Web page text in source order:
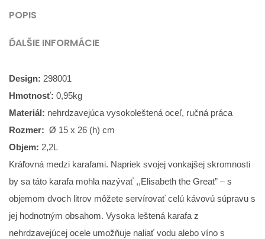
POPIS
ĎALŠIE INFORMÁCIE
Design: 298001
Hmotnosť: 0,95kg
Materiál: nehrdzavejúca vysokoleštená oceľ, ručná práca
Rozmer: Ø 15 x 26 (h) cm
Objem: 2,2L
Kráľovná medzi karafami. Napriek svojej vonkajšej skromnosti
by sa táto karafa mohla nazývať ,,Elisabeth the Great” – s
objemom dvoch litrov môžete servírovať celú kávovú súpravu s
jej hodnotným obsahom. Vysoka leštená karafa z
nehrdzavejúcej ocele umožňuje naliať vodu alebo víno s